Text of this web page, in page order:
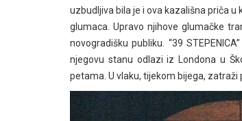
uzbudljiva bila je i ova kazališna priča
glumaca. Upravo njihove glumačke
novogradišku publiku. “39
njegovu stanu odlazi iz Londona u
petama. U vlaku, tijekom bijega, zatraži